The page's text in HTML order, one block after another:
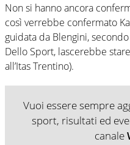
Non si hanno ancora
così verrebbe confermato
guidata da Blengini,
Dello Sport, lascerebbe
all’Itas Trentino).
Vuoi essere sempre
sport, risultati ed
canale